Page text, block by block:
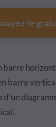
le
barre
barre
d'un